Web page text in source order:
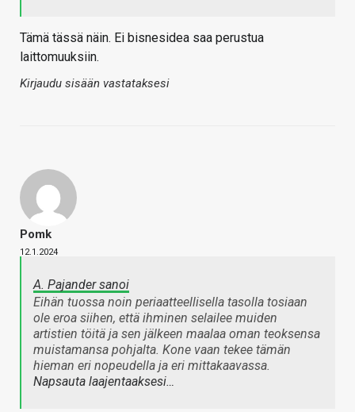
Tämä tässä näin. Ei bisnesidea saa perustua
laittomuuksiin.
Kirjaudu sisään vastataksesi
Pomk
12.1.2024
A. Pajander sanoi
Eihän tuossa noin periaatteellisella tasolla tosiaan
ole eroa siihen, että ihminen selailee muiden
artistien töitä ja sen jälkeen maalaa oman teoksensa
muistamansa pohjalta. Kone vaan tekee tämän
hieman eri nopeudella ja eri mittakaavassa.
Napsauta laajentaaksesi…